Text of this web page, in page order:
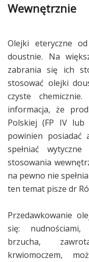
Wewnętrznie
Olejki eteryczne
doustnie. Na
zabrania się ich
stosować olejki
czyste
informacja, że
Polskiej (FP IV lub
powinien posiadać
spełniać
stosowania
na pewno nie
ten temat pisze dr
Przedawkowanie
się:
brzucha,
krwiomoczem,